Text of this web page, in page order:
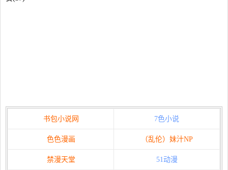
书包小说网 7色小说
色色漫画 （乱伦）妹汁NP
禁漫天堂 51动漫